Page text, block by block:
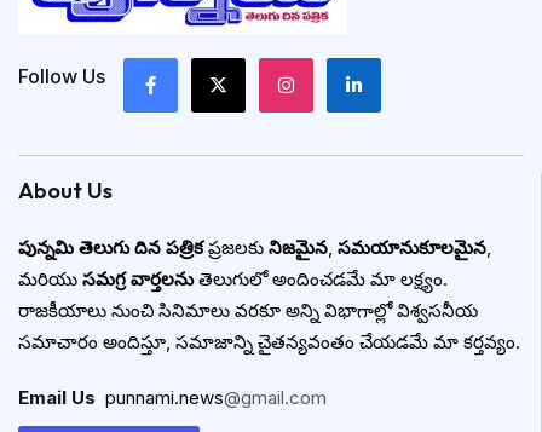
Follow Us
About Us
పున్నమి తెలుగు దిన పత్రికప్రజలకు నిజమైన, సమయానుకూలమైన,
మరియు సమగ్ర వార్తలనుతెలుగులో అందించడమే మా లక్ష్యం.
రాజకీయాలు నుంచి సినిమాలు వరకూ అన్ని విభాగాల్లో విశ్వసనీయ
సమాచారం అందిస్తూ, సమాజాన్ని చైతన్యవంతం చేయడమే మా కర్తవ్యం.
Email Us punnami.news@gmail.com